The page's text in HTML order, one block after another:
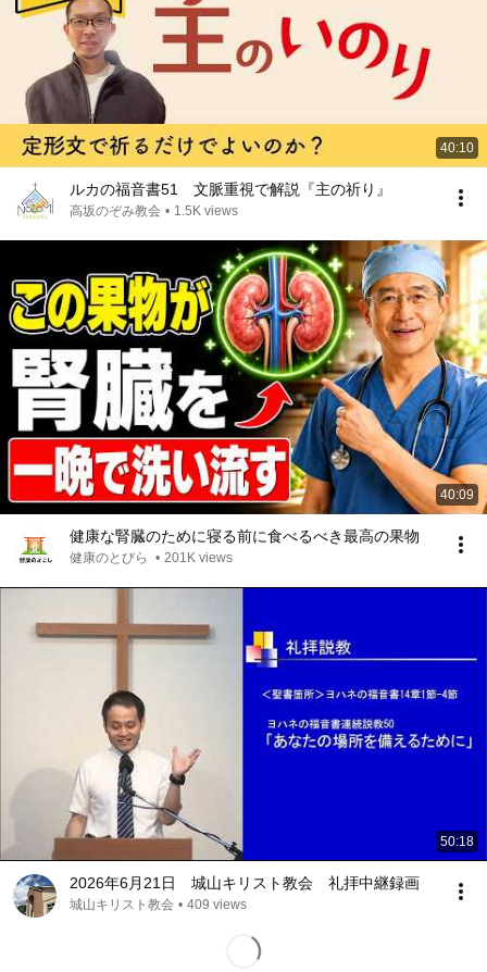
40:10
ルカの福音書51 文脈重視で解説『主の祈り』
高坂のぞみ教会 • 1.5K views
40:09
健康な腎臓のために寝る前に食べるべき最高の果物
健康のとびら • 201K views
50:18
2026年6月21日 城山キリスト教会 礼拝中継録画
城山キリスト教会 • 409 views